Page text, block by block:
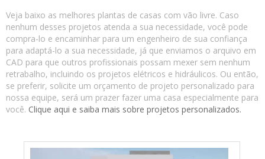
Veja baixo as melhores plantas de casas com vão livre. Caso
nenhum desses projetos atenda a sua necessidade, você pode
compra-lo e encaminhar para um engenheiro de sua confiança
para adaptá-lo a sua necessidade, já que enviamos o arquivo em
CAD para que outros profissionais possam mexer sem nenhum
retrabalho, incluindo os projetos elétricos e hidráulicos. Ou então,
se preferir, solicite um orçamento de projeto personalizado para
nossa equipe, será um prazer fazer uma casa especialmente para
você. Clique aqui e saiba mais sobre projetos personalizados.